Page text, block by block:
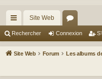
cc
ès
Site Web
or
u
Rechercher Connexion
Site Web Forum Les albums